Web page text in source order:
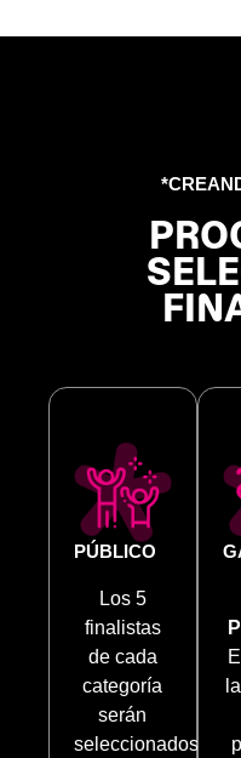
PÚBLICO
Los 5
finalistas
de cada
categoría
serán
seleccionados